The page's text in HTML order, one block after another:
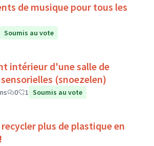
de musique pour tous les
Soumis au vote
intérieur d'une salle de
(snoezelen)
0 1 Soumis au vote
plus de plastique en